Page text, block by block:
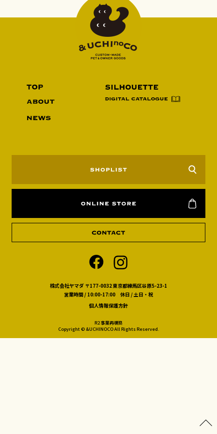
株式会社ヤマダ 〒177-0032 東京都練馬区谷原5-23-1
営業時間 / 10:00-17:00 休日 / 土日・祝
個人情報保護方針
R2 事業再構築
Copyright © &UCHINOCO All Rights Reserved.